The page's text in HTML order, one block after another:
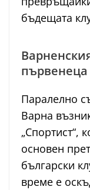
бъдещата
първенеца
Паралелно
Варна
„Спортист“,
основен
български
време е